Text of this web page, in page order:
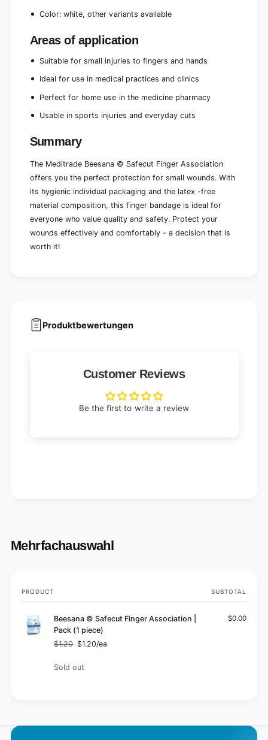
Color: white, other variants available
Areas of application
Suitable for small injuries to fingers and hands
Ideal for use in medical practices and clinics
Perfect for home use in the medicine pharmacy
Usable in sports injuries and everyday cuts
Summary
The Meditrade Beesana © Safecut Finger Association
offers you the perfect protection for small wounds. With
its hygienic individual packaging and the latex -free
material composition, this finger bandage is ideal for
everyone who value quality and safety. Protect your
wounds effectively and comfortably - a decision that is
worth it!
Produktbewertungen
Customer Reviews
Be the first to write a review
Mehrfachauswahl
Your
cart
PRODUCT SUBTOTAL
Beesana © Safecut Finger Association |
Pack (1 piece)
Regular
$1.20
Sale
$1.20/ea
$0.00
Quantity
Sold out
a